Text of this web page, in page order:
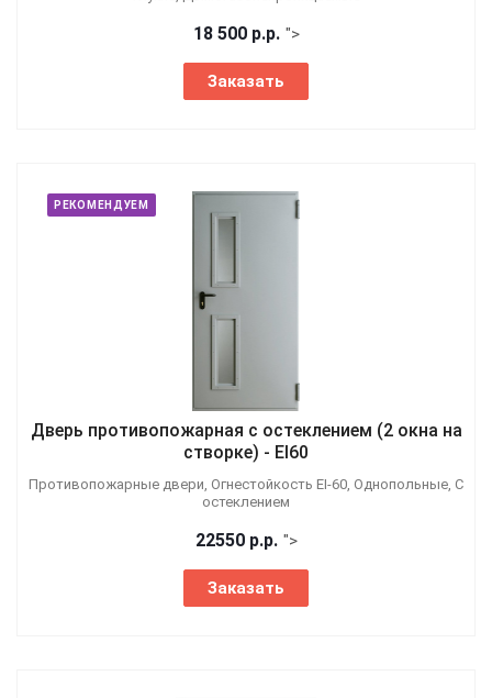
18 500 р.р. ">
Заказать
РЕКОМЕНДУЕМ
Дверь противопожарная с остеклением (2 окна на
створке) - EI60
Противопожарные двери, Огнестойкость EI-60, Однопольные, С
остеклением
22550 р.р. ">
Заказать